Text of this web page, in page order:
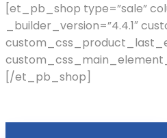
[et_pb_shop type=”sale”
_builder_version=”4.4.1″
[/et_pb_shop]